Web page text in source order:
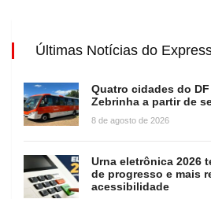
Últimas Notícias do
Quatro cidades do
Zebrinha a partir de
8 de agosto de 2026
Urna eletrônica 2026
de progresso e mais
acessibilidade